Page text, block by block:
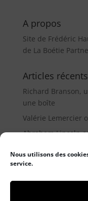
Nous utilisons des
service.
A propos
Site de Frédéric
de La Boétie
Articles récents
Richard Branson,
une boîte
Valérie Lemercier
Abraham Lincoln